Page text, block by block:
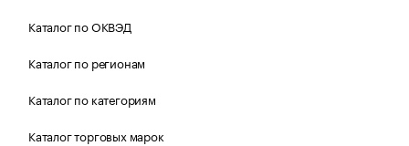
Каталог по ОКВЭД
Каталог по регионам
Каталог по категориям
Каталог торговых марок